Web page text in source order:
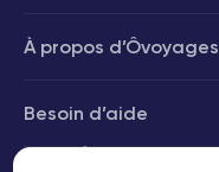
À propos d’Ôvoyages
Besoin d’aide